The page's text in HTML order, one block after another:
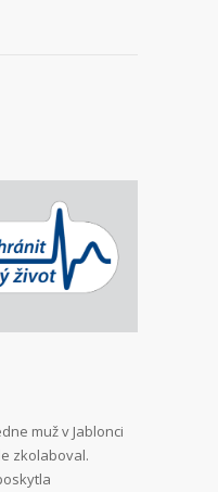
muž v Jablonci
zkolaboval.